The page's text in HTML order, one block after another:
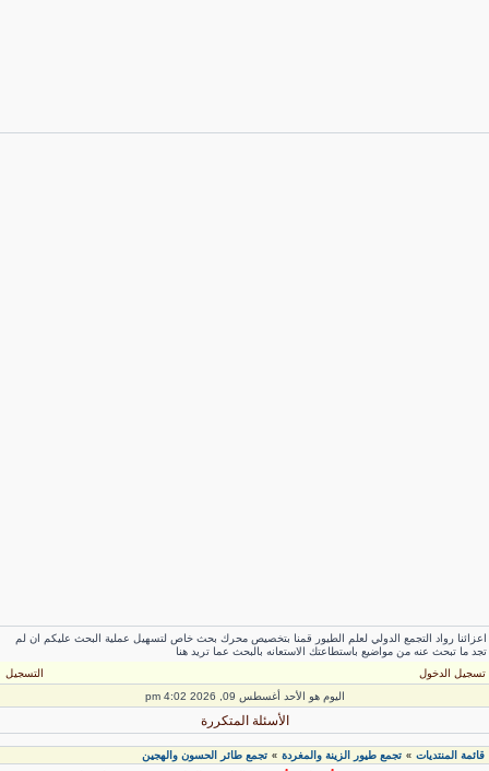
رواد التجمع الدولي لعلم الطيور قمنا بتخصيص محرك بحث خاص لتسهيل عملية البحث عليكم ان لم
ما تبحث عنه من مواضيع باستطاعتك الاستعانه بالبحث عما تريد هنا
تسجيل الدخول
التسجيل
اليوم هو الأحد أغسطس 09, 2026 4:02 pm
الأسئلة المتكررة
قائمة المنتديات» تجمع طيور الزينة والمغردة» تجمع طائر الحسون والهجين